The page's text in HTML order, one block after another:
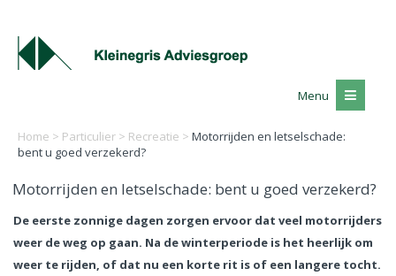
Menu
Home > Particulier > Recreatie > Motorrijden en letselschade:
bent u goed verzekerd?
Motorrijden en letselschade: bent u goed verzekerd?
De eerste zonnige dagen zorgen ervoor dat veel motorrijders
weer de weg op gaan. Na de winterperiode is het heerlijk om
weer te rijden, of dat nu een korte rit is of een langere tocht.